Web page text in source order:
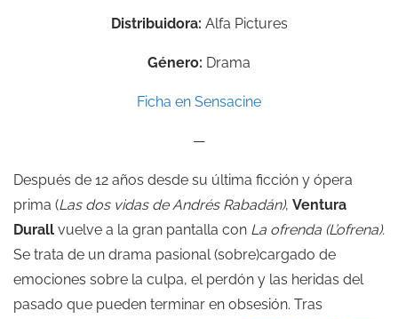
Distribuidora: Alfa Pictures
Género: Drama
Ficha en Sensacine
—
Después de 12 años desde su última ficción y ópera
prima (Las dos vidas de Andrés Rabadán), Ventura
Durall vuelve a la gran pantalla con La ofrenda (L’ofrena).
Se trata de un drama pasional (sobre)cargado de
emociones sobre la culpa, el perdón y las heridas del
pasado que pueden terminar en obsesión. Tras